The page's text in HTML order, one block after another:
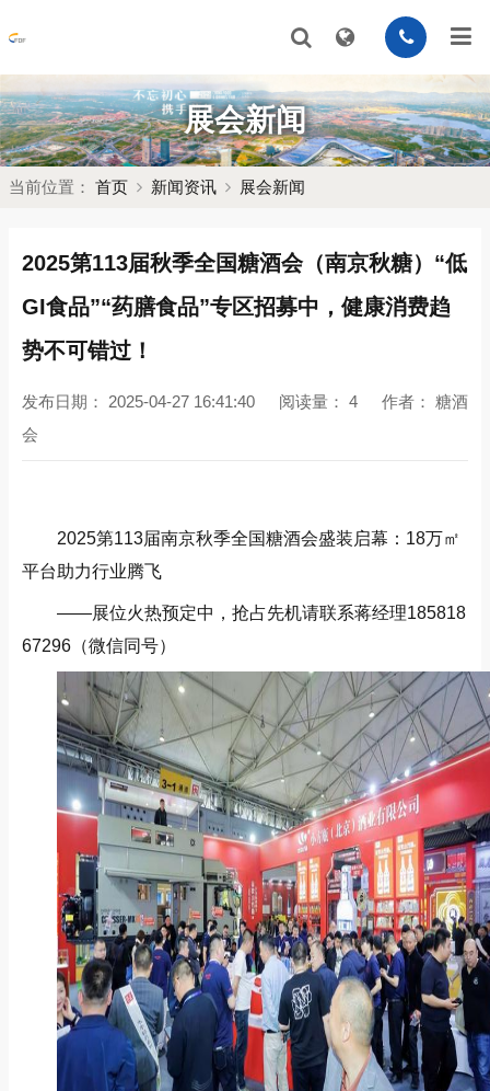
展会新闻
当前位置： 首页 新闻资讯 展会新闻
2025第113届秋季全国糖酒会（南京秋糖）“低
GI食品”“药膳食品”专区招募中，健康消费趋
势不可错过！
发布日期： 2025-04-27 16:41:40 阅读量： 4 作者： 糖酒
会
2025第113届南京秋季全国糖酒会盛装启幕：18万㎡
平台助力行业腾飞
——展位火热预定中，抢占先机请联系蒋经理185818
67296（微信同号）